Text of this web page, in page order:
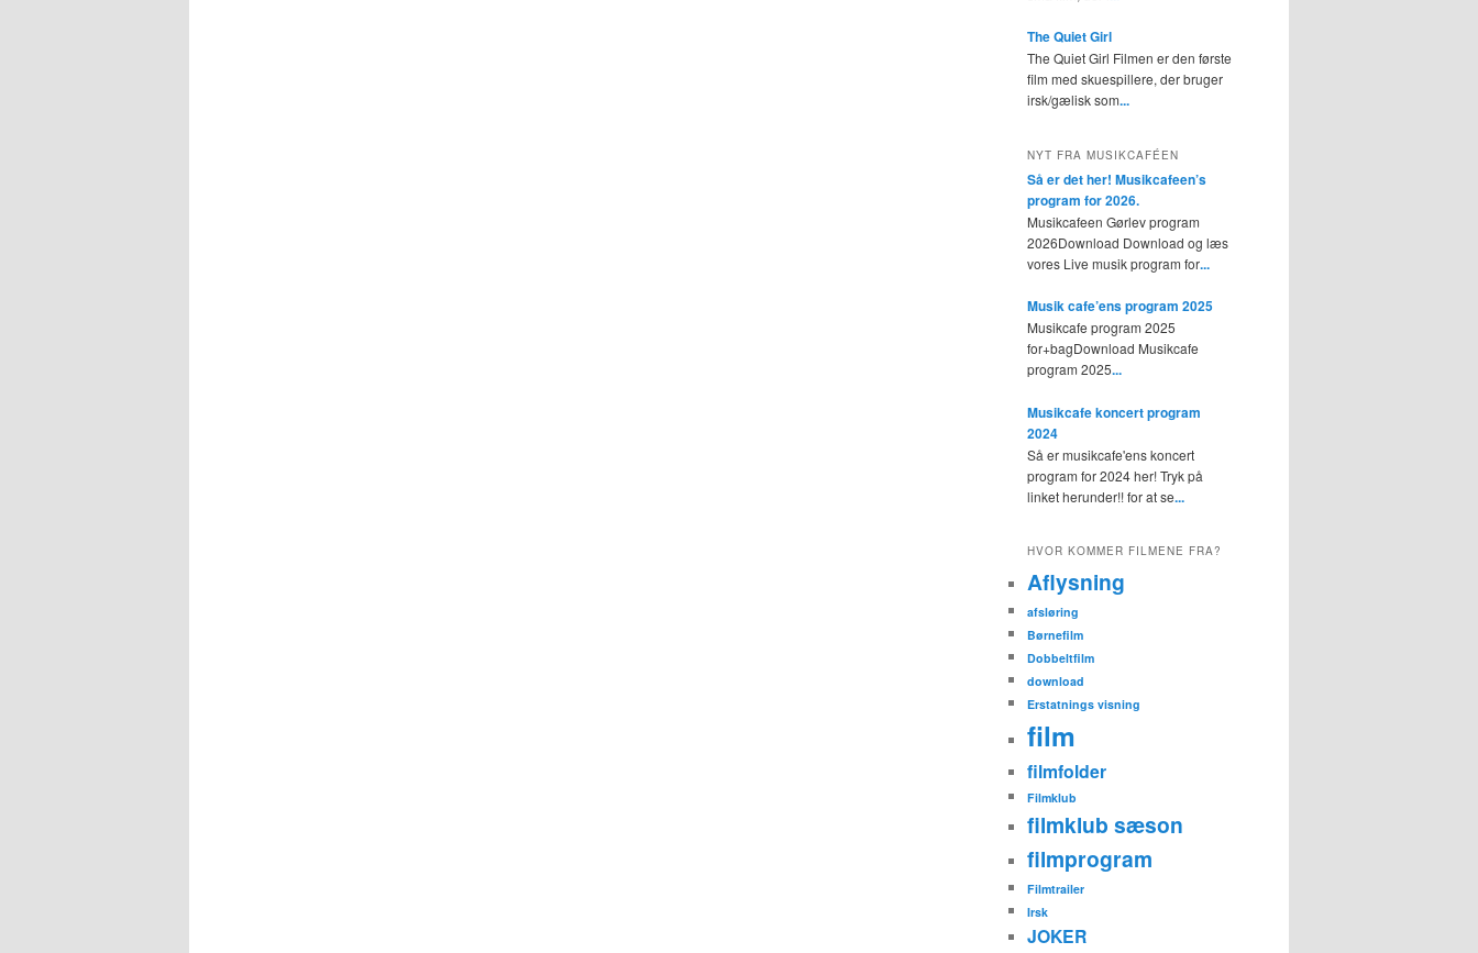
The Quiet Girl
The Quiet Girl Filmen er den første
film med skuespillere, der bruger
irsk/gælisk som...
NYT FRA MUSIKCAFÉEN
Så er det her! Musikcafeen’s
program for 2026.
Musikcafeen Gørlev program
2026Download Download og læs
vores Live musik program for...
Musik cafe’ens program 2025
Musikcafe program 2025
for+bagDownload Musikcafe
program 2025...
Musikcafe koncert program
2024
Så er musikcafe'ens koncert
program for 2024 her! Tryk på
linket herunder!! for at se...
HVOR KOMMER FILMENE FRA?
Aflysning
afsløring
Børnefilm
Dobbeltfilm
download
Erstatnings visning
film
filmfolder
Filmklub
filmklub sæson
filmprogram
Filmtrailer
Irsk
JOKER